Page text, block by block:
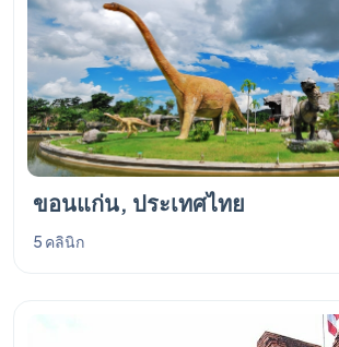
ขอนแก่น, ประเทศไทย
5 คลินิก